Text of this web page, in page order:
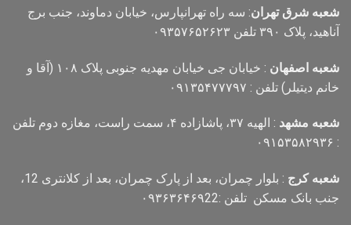
شعبه شرق تهران: سه راه تهرانپارس، خیابان دماوند، جنب برج
آناهید، پلاک ۳۹۰ تلفن ۰۹۳۵۷۶۵۲۶۲۳
شعبه اصفهان
: خیابان جی خیابان مهدیه جنوبی پلاک ۱۰۸ (آقا و
خانم دیتیلر) تلفن : ۰۹۱۳۵۴۷۷۷۹۷
شعبه مشهد
: الهیه ۳۷، پاشازاده ۴، سمت راست، مغازه دوم تلفن
: ۰۹۱۵۳۵۸۲۹۳۶
شعبه کرج
: بلوار چمران، بعد از پارک چمران، بعد از کلانتری 12،
جنب بانک مسکن تلفن :۰۹۳۶۳۶۴۶۹22